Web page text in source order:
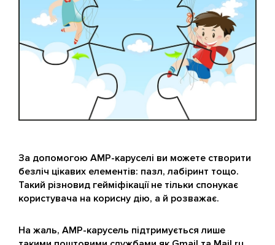
За допомогою AMP-каруселі ви можете створити
безліч цікавих елементів: пазл, лабіринт тощо.
Такий різновид гейміфікації не тільки спонукає
користувача на корисну дію, а й розважає.
На жаль, AMP-карусель підтримується лише